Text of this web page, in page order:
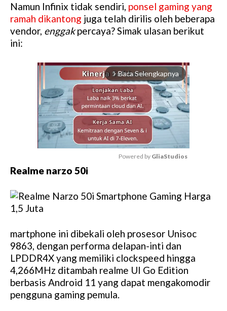
Namun Infinix tidak sendiri, ponsel gaming yang
ramah dikantong juga telah dirilis oleh beberapa
vendor, enggakpercaya? Simak ulasan berikut
ini:
arrow_forward_ios Baca Selengkapnya
t
Powered by GliaStudios
Realme narzo 50i
martphone ini dibekali oleh prosesor Unisoc
9863, dengan performa delapan-inti dan
LPDDR4X yang memiliki clockspeed hingga
4,266MHz ditambah realme UI Go Edition
berbasis Android 11 yang dapat mengakomodir
pengguna gaming pemula.